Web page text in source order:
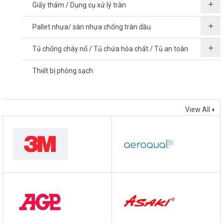
Giấy thấm / Dụng cụ xử lý tràn
Pallet nhựa/ sàn nhựa chống tràn dầu
Tủ chống cháy nổ / Tủ chứa hóa chất / Tủ an toàn
Thiết bị phòng sạch
View All